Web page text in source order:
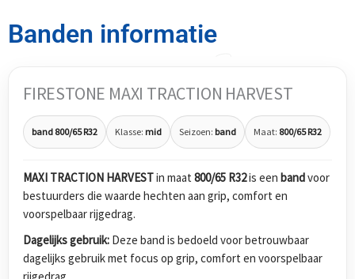
Banden informatie
FIRESTONE MAXI TRACTION HARVEST
band 800/65 R32 Klasse: mid Seizoen: band Maat: 800/65 R32
MAXI TRACTION HARVESTin maat 800/65 R32is een bandvoor
bestuurders die waarde hechten aan grip, comfort en
voorspelbaar rijgedrag.
Dagelijks gebruik: Deze band is bedoeld voor betrouwbaar
dagelijks gebruik met focus op grip, comfort en voorspelbaar